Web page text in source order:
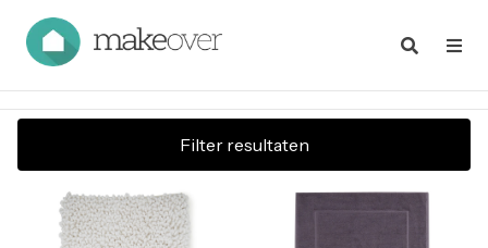
Filter resultaten